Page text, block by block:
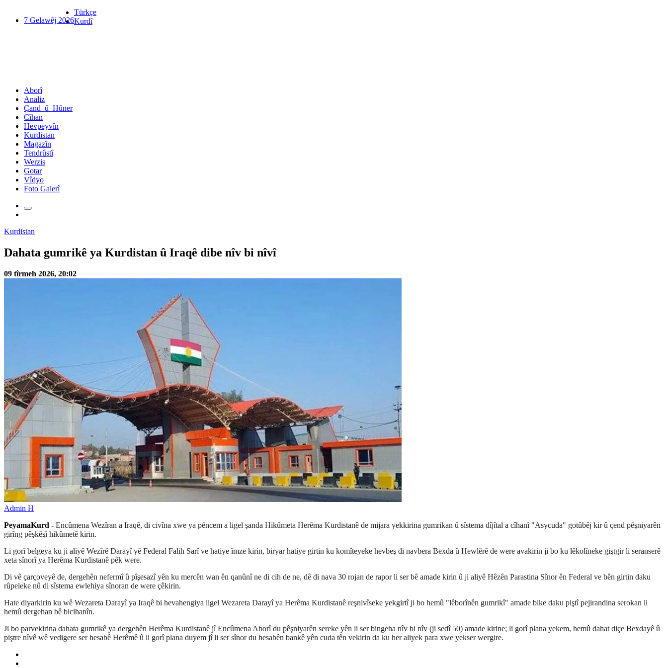
7 Gelawêj 2026
Türkçe
Kurdî
Aborî
Analiz
Çand_û_Hûner
Cîhan
Hevpeyvîn
Kurdistan
Magazîn
Tendrûstî
Werzis
Gotar
Vîdyo
Foto Galerî
Kurdistan
Dahata gumrikê ya Kurdistan û Iraqê dibe nîv bi nîvî
09 tîrmeh 2026, 20:02
Admin H
PeyamaKurd - Encûmena Wezîran a Iraqê, di civîna xwe ya pêncem a ligel şanda Hikûmeta Herêma Kurdistanê de mijara yekkirina gumrikan û sîstema dîjîtal a cîhanî "Asycuda" gotûbêj kir û çend pêşniyarên
girîng pêşkêşî hikûmetê kirin.
Li gorî belgeya ku ji aliyê Wezîrê Darayî yê Federal Falih Sarî ve hatiye îmze kirin, biryar hatiye girtin ku komîteyeke hevbeş di navbera Bexda û Hewlêrê de were avakirin ji bo ku lêkolîneke giştgir li seranserê
xeta sînorî ya Herêma Kurdistanê pêk were.
Di vê çarçoveyê de, dergehên nefermî û pîşesazî yên ku mercên wan ên qanûnî ne di cih de ne, dê di nava 30 rojan de rapor li ser bê amade kirin û ji aliyê Hêzên Parastina Sînor ên Federal ve bên girtin daku
rûpeleke nû di sîstema ewlehiya sînoran de were çêkirin.
Hate diyarkirin ku wê Wezareta Darayî ya Iraqê bi hevahengiya ligel Wezareta Darayî ya Herêma Kurdistanê reşnivîseke yekgirtî ji bo hemû "lêborînên gumrikî" amade bike daku piştî pejirandina serokan li
hemû dergehan bê bicihanîn.
Ji bo parvekirina dahata gumrikê ya dergehên Herêma Kurdistanê jî Encûmena Aborî du pêşniyarên sereke yên li ser bingeha nîv bi nîv (ji sedî 50) amade kirine; li gorî plana yekem, hemû dahat diçe Bexdayê û
piştre nîvê wê vedigere ser hesabê Herêmê û li gorî plana duyem jî li ser sînor du hesabên bankê yên cuda tên vekirin da ku her aliyek para xwe yekser wergire.